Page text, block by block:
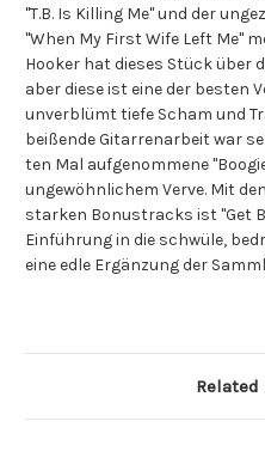
"T.B. Is Killing Me" und der
"When My First Wife Left Me"
Hooker hat dieses Stück über
aber diese ist eine der besten
unverblümt tiefe Scham und
beißende Gitarrenarbeit war
ten Mal aufgenommene
ungewöhnlichem Verve. Mit
starken Bonustracks ist "Get
Einführung in die schwüle,
eine edle Ergänzung der